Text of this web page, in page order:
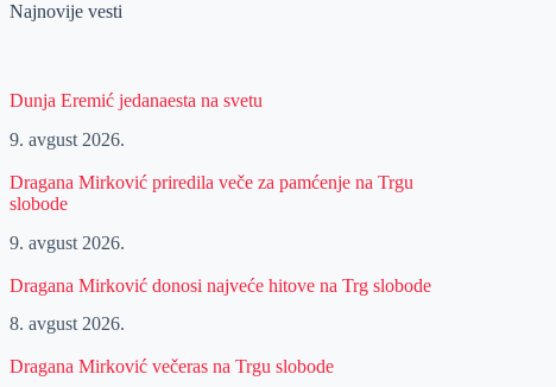
Najnovije vesti
Dunja Eremić jedanaesta na svetu
9. avgust 2026.
Dragana Mirković priredila veče za pamćenje na Trgu
slobode
9. avgust 2026.
Dragana Mirković donosi najveće hitove na Trg slobode
8. avgust 2026.
Dragana Mirković večeras na Trgu slobode